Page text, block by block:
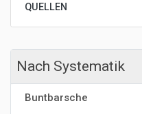
QUELLEN
Nach Systematik
Buntbarsche